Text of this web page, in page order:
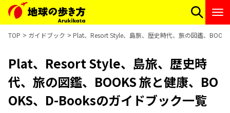
TOP ガイドブック Plat、Resort Style、島旅、歴史時代、旅の図鑑、
Plat、Resort Style、島旅、歴史時
代、旅の図鑑、BOOKS 旅と健康、BO
OKS、D-Booksのガイドブック一覧